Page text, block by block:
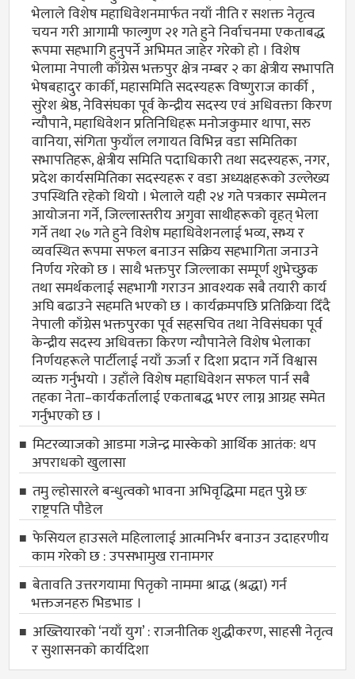
भेलाले विशेष महाधिवेशनमार्फत नयाँ नीति र सशक्त नेतृत्व
चयन गरी आगामी फाल्गुण २१ गते हुने निर्वाचनमा एकताबद्ध
रूपमा सहभागि हुनुपर्ने अभिमत जाहेर गरेको हो । विशेष
भेलामा नेपाली काँग्रेस भक्तपुर क्षेत्र नम्बर २ का क्षेत्रीय सभापति
भेषबहादुर कार्की, महासमिति सदस्यहरू विष्णुराज कार्की ,
सुरेश श्रेष्ठ, नेविसंघका पूर्व केन्द्रीय सदस्य एवं अधिवक्ता किरण
न्यौपाने, महाधिवेशन प्रतिनिधिहरू मनोजकुमार थापा, सरु
वानिया, संगिता फुयाँल लगायत विभिन्न वडा समितिका
सभापतिहरू, क्षेत्रीय समिति पदाधिकारी तथा सदस्यहरू, नगर,
प्रदेश कार्यसमितिका सदस्यहरू र वडा अध्यक्षहरूको उल्लेख्य
उपस्थिति रहेको थियो । भेलाले यही २४ गते पत्रकार सम्मेलन
आयोजना गर्ने, जिल्लास्तरीय अगुवा साथीहरूको वृहत् भेला
गर्ने तथा २७ गते हुने विशेष महाधिवेशनलाई भव्य, सभ्य र
व्यवस्थित रूपमा सफल बनाउन सक्रिय सहभागिता जनाउने
निर्णय गरेको छ । साथै भक्तपुर जिल्लाका सम्पूर्ण शुभेच्छुक
तथा समर्थकलाई सहभागी गराउन आवश्यक सबै तयारी कार्य
अघि बढाउने सहमति भएको छ । कार्यक्रमपछि प्रतिक्रिया दिँदै
नेपाली काँग्रेस भक्तपुरका पूर्व सहसचिव तथा नेविसंघका पूर्व
केन्द्रीय सदस्य अधिवक्ता किरण न्यौपानेले विशेष भेलाका
निर्णयहरूले पार्टीलाई नयाँ ऊर्जा र दिशा प्रदान गर्ने विश्वास
व्यक्त गर्नुभयो । उहाँले विशेष महाधिवेशन सफल पार्न सबै
तहका नेता–कार्यकर्तालाई एकताबद्ध भएर लाग्न आग्रह समेत
गर्नुभएको छ ।
मिटरव्याजको आडमा गजेन्द्र मास्केको आर्थिक आतंक: थप
अपराधको खुलासा
तमु ल्होसारले बन्धुत्वको भावना अभिवृद्धिमा मद्दत पुग्ने छः
राष्ट्रपति पौडेल
फेसियल हाउसले महिलालाई आत्मनिर्भर बनाउन उदाहरणीय
काम गरेको छ : उपसभामुख रानामगर
बेतावति उत्तरगयामा पितृकाे नाममा श्राद्ध (श्रद्धा) गर्न
भक्तजनहरु भिडभाड ।
अख्तियारको ‘नयाँ युग’ : राजनीतिक शुद्धीकरण, साहसी नेतृत्व
र सुशासनको कार्यदिशा